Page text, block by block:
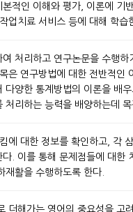
적인 이해와 평가, 이론에 기
업치료 서비스 등에 대해 학습
처리하고 연구논문을 수행하
은 연구방법에 대한 전반적인
다양한 통계방법의 이론을 배
처리하는 능력을 배양하는데 목
에 대한 정보를 확인하고, 각
. 이를 통해 문제점들에 대한
재활을 수행하도록 한다.
더해가는 영어의 중요성을 고